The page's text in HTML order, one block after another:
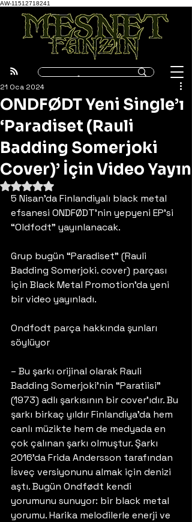
AW-11512718241
ONDFØDT Yeni Single’ı
‘Paradiset (Rauli
Badding Somerjoki
Cover)’ İçin Video Yayın
21 Oca 2024
5 üzerinden NaN yıldız
5 Nisan’da Finlandiyalı black metal
efsanesi ONDFØDT’nin yepyeni EP’si
“Oldfodt” yayınlanacak.
Grup bugün “Paradiset” (Rauli
Badding Somerjoki. cover) parçası
için Black Metal Promotion’da yeni
bir video yayınladı.
Ondfodt parça hakkında şunları
söylüyor
– Bu şarkı orijinal olarak Rauli
Badding Somerjoki’nin “Paratiisi”
(1973) adlı şarkısının bir cover’ıdır. Bu
şarkı birkaç yıldır Finlandiya’da hem
canlı müzikte hem de medyada en
çok çalınan şarkı olmuştur. Şarkı
2016’da Frida Andersson tarafından
İsveç versiyonunu almak için denizi
aştı. Bugün Ondfødt kendi
yorumunu sunuyor: bir black metal
yorumu. Harika melodilerle enerji ve